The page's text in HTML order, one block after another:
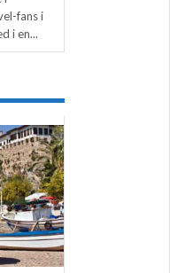
fans i
i en...